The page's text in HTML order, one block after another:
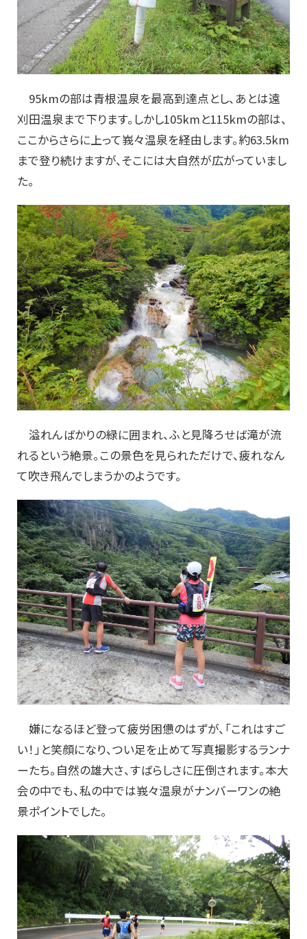
95kmの部は青根温泉を最高到達点とし、あとは遠
刈田温泉まで下ります。しかし105kmと115kmの部は、
ここからさらに上って峩々温泉を経由します。約63.5km
まで登り続けますが、そこには大自然が広がっていまし
た。
溢れんばかりの緑に囲まれ、ふと見降ろせば滝が流
れるという絶景。この景色を見られただけで、疲れなん
て吹き飛んでしまうかのようです。
嫌になるほど登って疲労困憊のはずが、「これはすご
い！」と笑顔になり、つい足を止めて写真撮影するランナ
ーたち。自然の雄大さ、すばらしさに圧倒されます。本大
会の中でも、私の中では峩々温泉がナンバーワンの絶
景ポイントでした。